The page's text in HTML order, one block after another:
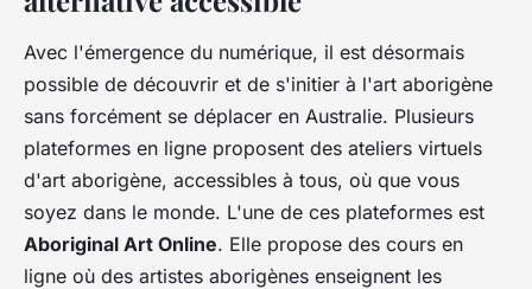
Avec l'émergence du numérique, il est désormais
possible de découvrir et de s'initier à l'art aborigène
sans forcément se déplacer en Australie. Plusieurs
plateformes en ligne proposent des ateliers virtuels
d'art aborigène, accessibles à tous, où que vous
soyez dans le monde. L'une de ces plateformes est
Aboriginal Art Online. Elle propose des cours en
ligne où des artistes aborigènes enseignent les